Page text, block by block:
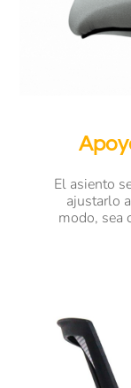
El asiento
ajustarlo
modo, sea